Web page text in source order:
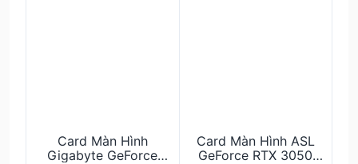
Card Màn Hình
Gigabyte GeForce
Card Màn Hình ASL
GeForce RTX 3050